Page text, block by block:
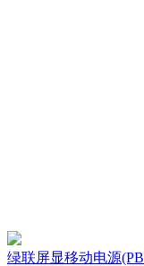
绿联屏显移动电源